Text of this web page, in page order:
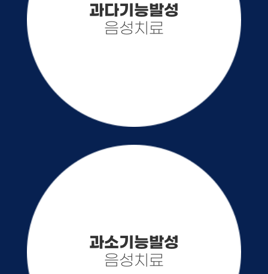
과다기능발성
음성치료
과소기능발성
음성치료